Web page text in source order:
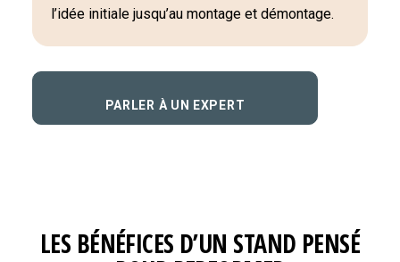
l’idée initiale jusqu’au montage et démontage.
PARLER À UN EXPERT
LES BÉNÉFICES D’UN STAND PENSÉ